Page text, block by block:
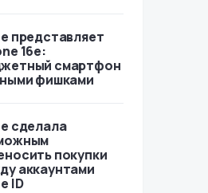
представляет
16e:
смартфон
фишками
сделала
покупки
аккаунтами
ID